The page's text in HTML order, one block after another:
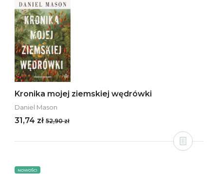
Kronika mojej ziemskiej wędrówki
Daniel Mason
31,74 zł 52,90 zł
NOWOŚCI